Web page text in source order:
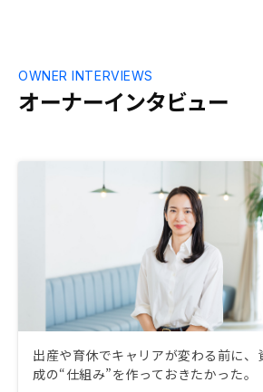
オーナーインタビュー
OWNER INTERVIEWS
出産や育休でキャリアが変わる前に、
成の“仕組み”を作っておきたかった。